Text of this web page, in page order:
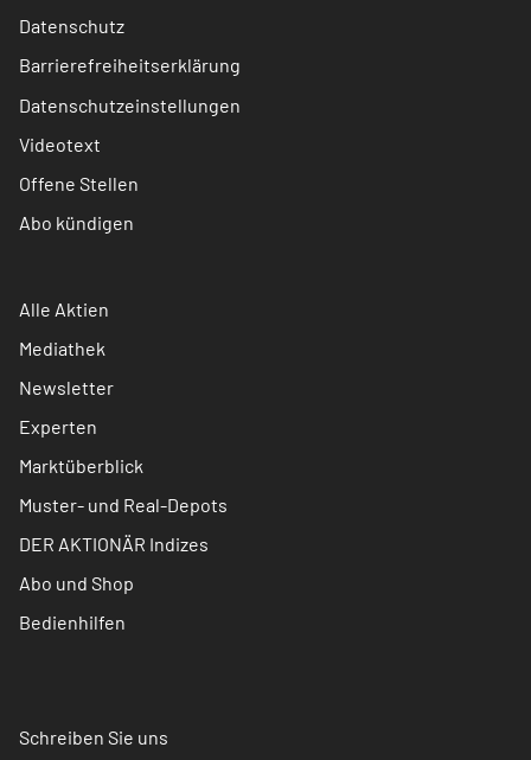
Datenschutz
Barrierefreiheitserklärung
Datenschutzeinstellungen
Videotext
Offene Stellen
Abo kündigen
Alle Aktien
Mediathek
Newsletter
Experten
Marktüberblick
Muster- und Real-Depots
DER AKTIONÄR Indizes
Abo und Shop
Bedienhilfen
Schreiben Sie uns